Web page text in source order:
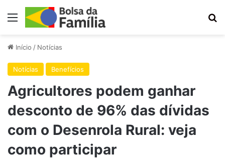
Menu
Início / Notícias
Notícias Benefícios
Agricultores podem ganhar
desconto de 96% das dívidas
com o Desenrola Rural: veja
como participar